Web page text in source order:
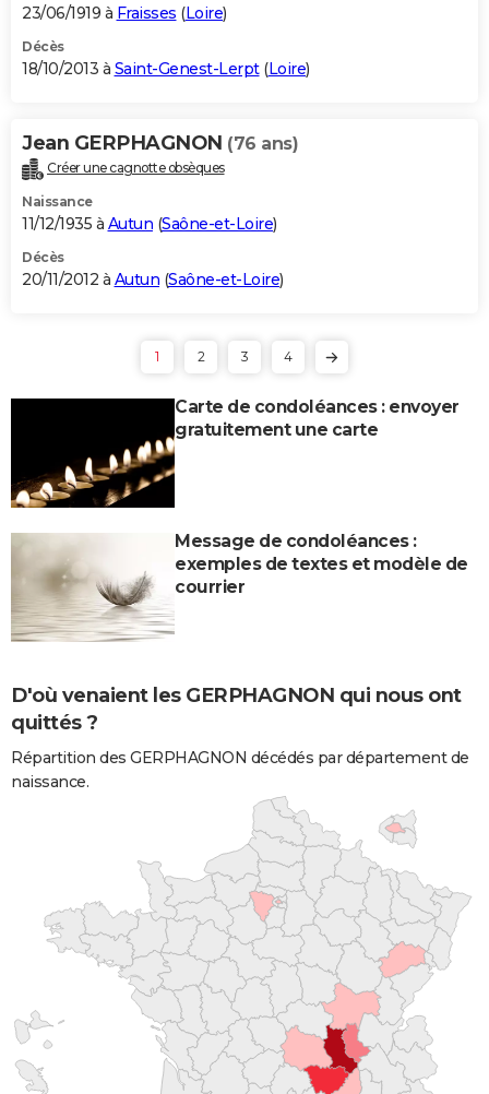
23/06/1919 à Fraisses (Loire)
Décès
18/10/2013 à Saint-Genest-Lerpt(Loire)
Jean GERPHAGNON (76 ans)
Créer une cagnotte obsèques
Naissance
11/12/1935 à Autun (Saône-et-Loire)
Décès
20/11/2012 à Autun (Saône-et-Loire)
1 2 3 4
Carte de condoléances : envoyer
gratuitement une carte
Message de condoléances :
exemples de textes et modèle de
courrier
D'où venaient les GERPHAGNON qui nous ont
quittés ?
Répartition des GERPHAGNON décédés par département de
naissance.